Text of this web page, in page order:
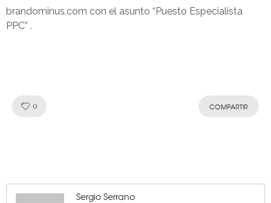
brandominus.com con el asunto “Puesto Especialista
PPC” .
0 COMPARTIR
Sergio Serrano